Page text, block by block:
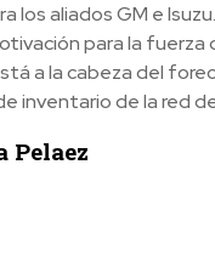
los aliados GM e
para la fuerza
a la cabeza del
inventario de la red
Pelaez